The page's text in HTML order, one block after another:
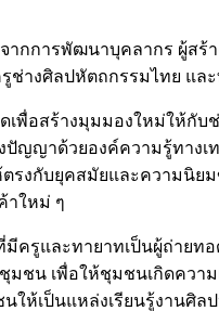
การพัฒนาบุคลากร ผู้สร้
างศิลปหัตถกรรมไทย แ
พื่อสร้างมุมมองใหม่ให้กั
ปัญญาด้วยองค์ความรู้ท
รงกับยุคสมัยและความนิ
าใหม่ ๆ
และทายาทเป็นผู้ถ่ายท
ชน เพื่อให้ชุมชนเกิดคว
ห้เป็นแหล่งเรียนรู้งานศิ